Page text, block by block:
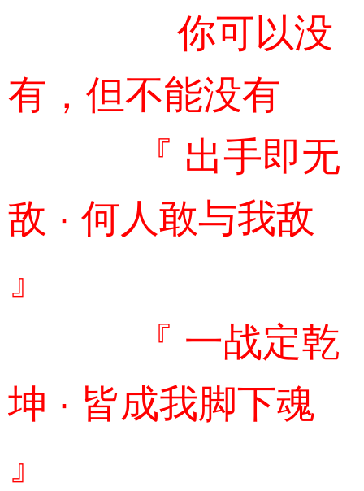
你可以没
有，但不能没有
『 出手即无
敌 · 何人敢与我敌
』
『 一战定乾
坤 · 皆成我脚下魂
』